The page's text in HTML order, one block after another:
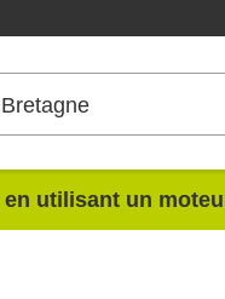
Bretagne
utilisant un